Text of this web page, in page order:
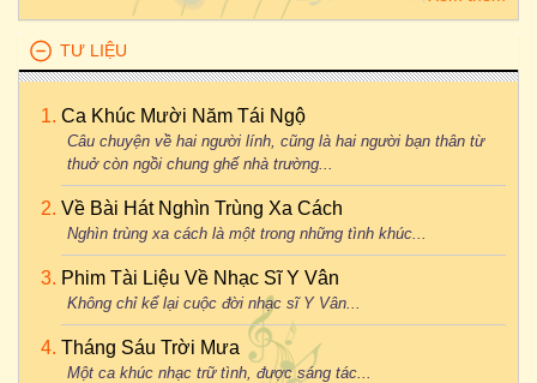
TƯ LIỆU
Ca Khúc Mười Năm Tái Ngộ
Câu chuyện về hai người lính, cũng là hai người bạn thân từ
thuở còn ngồi chung ghế nhà trường...
Về Bài Hát Nghìn Trùng Xa Cách
Nghìn trùng xa cách là một trong những tình khúc...
Phim Tài Liệu Về Nhạc Sĩ Y Vân
Không chỉ kể lại cuộc đời nhạc sĩ Y Vân...
Tháng Sáu Trời Mưa
Một ca khúc nhạc trữ tình, được sáng tác...